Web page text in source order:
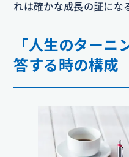
れは確かな成長の証にな
「人生のターニ
答する時の構成